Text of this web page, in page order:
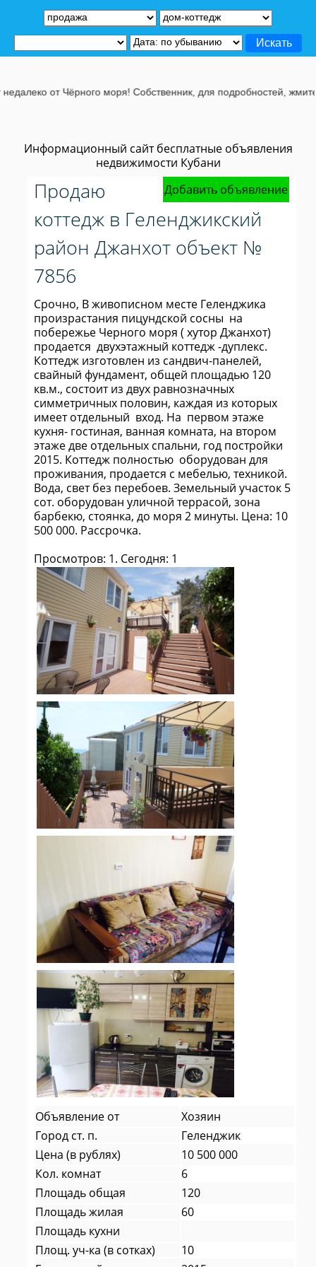
Информационный сайт бесплатные объявления
недвижимости Кубани
Добавить объявление
Продаю
коттедж в Геленджикский
район Джанхот объект №
7856
Срочно, В живописном месте Геленджика
произрастания пицундской сосны на
побережье Черного моря ( хутор Джанхот)
продается двухэтажный коттедж -дуплекс.
Коттедж изготовлен из сандвич-панелей,
свайный фундамент, общей площадью 120
кв.м., состоит из двух равнозначных
симметричных половин, каждая из которых
имеет отдельный вход. На первом этаже
кухня- гостиная, ванная комната, на втором
этаже две отдельных спальни, год постройки
2015. Коттедж полностью оборудован для
проживания, продается с мебелью, техникой.
Вода, свет без перебоев. Земельный участок 5
сот. оборудован уличной террасой, зона
барбекю, стоянка, до моря 2 минуты. Цена: 10
500 000. Рассрочка.
Просмотров: 1. Сегодня: 1
Объявление от
Хозяин
Город ст. п.
Геленджик
Цена (в рублях)
10 500 000
Кол. комнат
6
Площадь общая
120
Площадь жилая
60
Площадь кухни
Площ. уч-ка (в сотках)
10
от Чёрного моря! Собственник, для подробностей, жмите на